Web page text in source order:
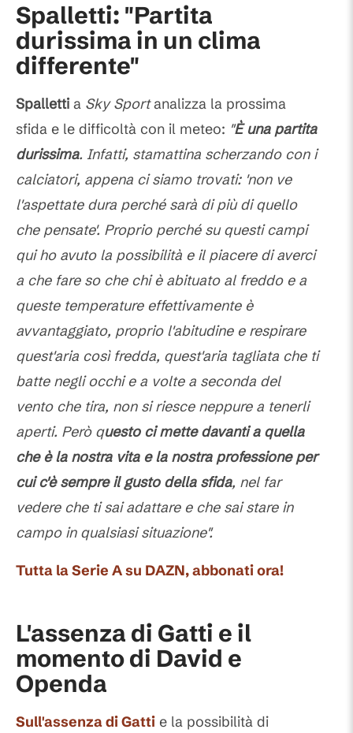
Spalletti: "Partita
durissima in un clima
differente"
Spalletti a Sky Sportanalizza la prossima
sfida e le difficoltà con il meteo: "È una partita
durissima. Infatti, stamattina scherzando con i
calciatori, appena ci siamo trovati: 'non ve
l'aspettate dura perché sarà di più di quello
che pensate'. Proprio perché su questi campi
qui ho avuto la possibilità e il piacere di averci
a che fare so che chi è abituato al freddo e a
queste temperature effettivamente è
avvantaggiato, proprio l'abitudine e respirare
quest'aria così fredda, quest'aria tagliata che ti
batte negli occhi e a volte a seconda del
vento che tira, non si riesce neppure a tenerli
aperti. Però questo ci mette davanti a quella
che è la nostra vita e la nostra professione per
cui c'è sempre il gusto della sfida, nel far
vedere che ti sai adattare e che sai stare in
campo in qualsiasi situazione".
Tutta la Serie A su DAZN, abbonati ora!
L'assenza di Gatti e il
momento di David e
Openda
Sull'assenza diGatti e la possibilità di